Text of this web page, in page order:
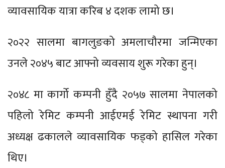
व्यावसायिक यात्रा करिब ४ दशक लामो छ।
२०२२ सालमा बागलुङको अमलाचौरमा जन्मिएका
उनले २०४५ बाट आफ्नो व्यवसाय शुरू गरेका हुन्।
२०४८ मा कार्गो कम्पनी हुँदै २०५७ सालमा नेपालको
पहिलो रेमिट कम्पनी आईएमई रेमिट स्थापना गरी
अध्यक्ष ढकालले व्यावसायिक फड्को हासिल गरेका
थिए।